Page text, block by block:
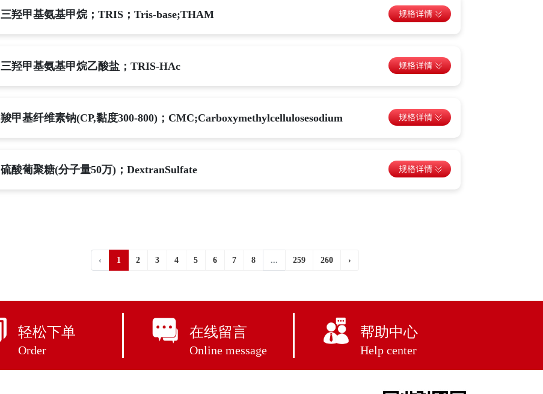
三羟甲基氨基甲烷；TRIS；Tris-base;THAM
三羟甲基氨基甲烷乙酸盐；TRIS-HAc
羧甲基纤维素钠(CP,黏度300-800)；CMC;Carboxymethylcellulosesodium
硫酸葡聚糖(分子量50万)；DextranSulfate
‹ 1 2 3 4 5 6 7 8 ... 259 260 ›
轻松下单
Order
在线留言
Online message
帮助中心
Help center